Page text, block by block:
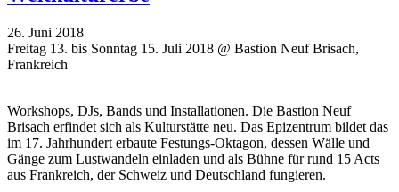
26. Juni 2018
Freitag 13. bis Sonntag 15. Juli 2018 @ Bastion Neuf Brisach,
Frankreich
Workshops, DJs, Bands und Installationen. Die Bastion Neuf
Brisach erfindet sich als Kulturstätte neu. Das Epizentrum bildet das
im 17. Jahrhundert erbaute Festungs-Oktagon, dessen Wälle und
Gänge zum Lustwandeln einladen und als Bühne für rund 15 Acts
aus Frankreich, der Schweiz und Deutschland fungieren.